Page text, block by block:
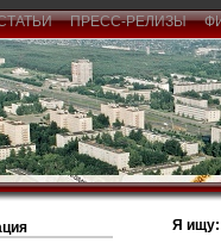
ПРЕСС-РЕЛИЗЫ
Я ищу: